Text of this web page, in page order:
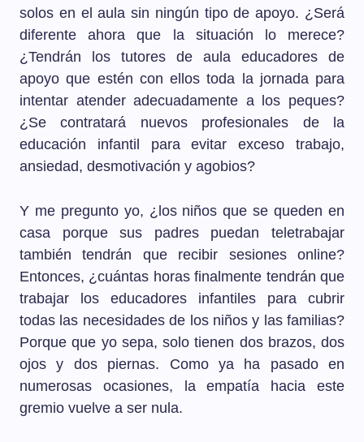
solos en el aula sin ningún tipo de apoyo. ¿Será
diferente ahora que la situación lo merece?
¿Tendrán los tutores de aula educadores de
apoyo que estén con ellos toda la jornada para
intentar atender adecuadamente a los peques?
¿Se contratará nuevos profesionales de la
educación infantil para evitar exceso trabajo,
ansiedad, desmotivación y agobios?
Y me pregunto yo, ¿los niños que se queden en
casa porque sus padres puedan teletrabajar
también tendrán que recibir sesiones online?
Entonces, ¿cuántas horas finalmente tendrán que
trabajar los educadores infantiles para cubrir
todas las necesidades de los niños y las familias?
Porque que yo sepa, solo tienen dos brazos, dos
ojos y dos piernas. Como ya ha pasado en
numerosas ocasiones, la empatía hacia este
gremio vuelve a ser nula.